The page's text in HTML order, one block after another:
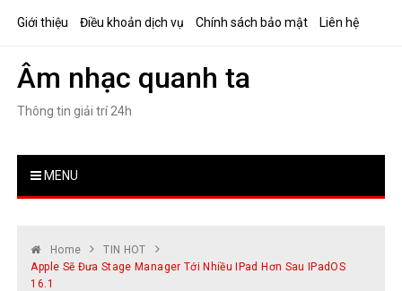
Giới thiệu Điều khoản dịch vụ Chính sách bảo mật Liên hệ
Âm nhạc quanh ta
Thông tin giải trí 24h
MENU
Home
TIN HOT
Apple Sẽ Đưa Stage Manager Tới Nhiều IPad Hơn Sau IPadOS
16.1